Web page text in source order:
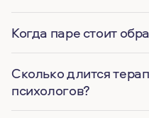
Когда паре стоит
Сколько длится
психологов?